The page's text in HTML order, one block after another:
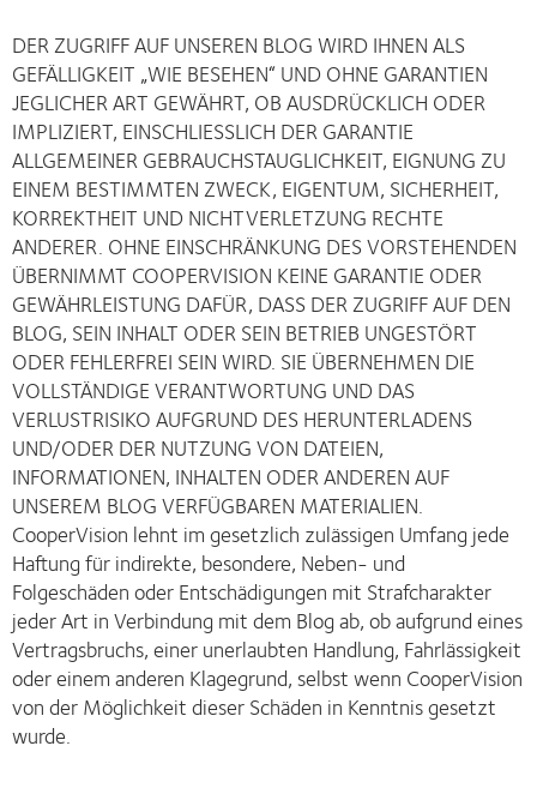
DER ZUGRIFF AUF UNSEREN BLOG WIRD IHNEN ALS
GEFÄLLIGKEIT „WIE BESEHEN“ UND OHNE GARANTIEN
JEGLICHER ART GEWÄHRT, OB AUSDRÜCKLICH ODER
IMPLIZIERT, EINSCHLIESSLICH DER GARANTIE
ALLGEMEINER GEBRAUCHSTAUGLICHKEIT, EIGNUNG ZU
EINEM BESTIMMTEN ZWECK, EIGENTUM, SICHERHEIT,
KORREKTHEIT UND NICHTVERLETZUNG RECHTE
ANDERER. OHNE EINSCHRÄNKUNG DES VORSTEHENDEN
ÜBERNIMMT COOPERVISION KEINE GARANTIE ODER
GEWÄHRLEISTUNG DAFÜR, DASS DER ZUGRIFF AUF DEN
BLOG, SEIN INHALT ODER SEIN BETRIEB UNGESTÖRT
ODER FEHLERFREI SEIN WIRD. SIE ÜBERNEHMEN DIE
VOLLSTÄNDIGE VERANTWORTUNG UND DAS
VERLUSTRISIKO AUFGRUND DES HERUNTERLADENS
UND/ODER DER NUTZUNG VON DATEIEN,
INFORMATIONEN, INHALTEN ODER ANDEREN AUF
UNSEREM BLOG VERFÜGBAREN MATERIALIEN.
CooperVision lehnt im gesetzlich zulässigen Umfang jede
Haftung für indirekte, besondere, Neben- und
Folgeschäden oder Entschädigungen mit Strafcharakter
jeder Art in Verbindung mit dem Blog ab, ob aufgrund eines
Vertragsbruchs, einer unerlaubten Handlung, Fahrlässigkeit
oder einem anderen Klagegrund, selbst wenn CooperVision
von der Möglichkeit dieser Schäden in Kenntnis gesetzt
wurde.